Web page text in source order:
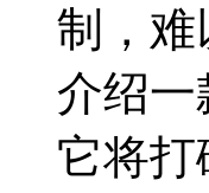
制，难
介绍
它将